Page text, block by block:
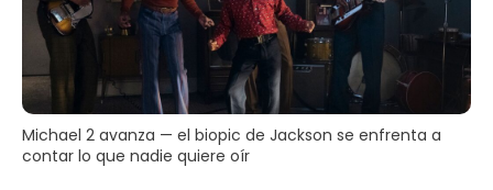
Michael 2 avanza — el biopic de Jackson se enfrenta a
contar lo que nadie quiere oír